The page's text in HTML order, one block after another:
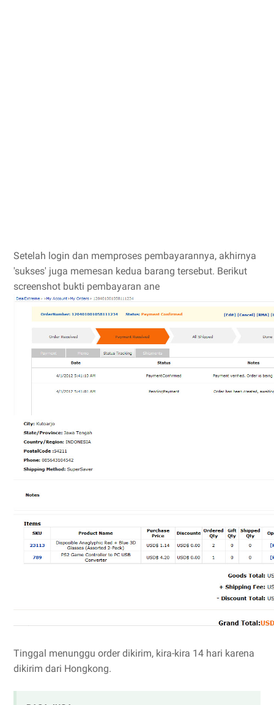
Setelah login dan memproses pembayarannya, akhirnya
'sukses' juga memesan kedua barang tersebut. Berikut
screenshot bukti pembayaran ane
Tinggal menunggu order dikirim, kira-kira 14 hari karena
dikirim dari Hongkong.